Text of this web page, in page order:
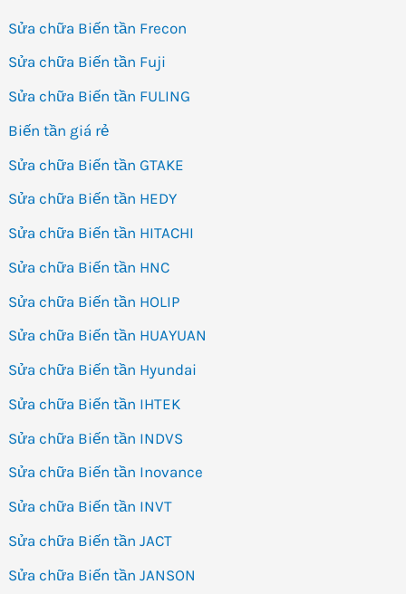
Sửa chữa Biến tần Frecon
Sửa chữa Biến tần Fuji
Sửa chữa Biến tần FULING
Biến tần giá rẻ
Sửa chữa Biến tần GTAKE
Sửa chữa Biến tần HEDY
Sửa chữa Biến tần HITACHI
Sửa chữa Biến tần HNC
Sửa chữa Biến tần HOLIP
Sửa chữa Biến tần HUAYUAN
Sửa chữa Biến tần Hyundai
Sửa chữa Biến tần IHTEK
Sửa chữa Biến tần INDVS
Sửa chữa Biến tần Inovance
Sửa chữa Biến tần INVT
Sửa chữa Biến tần JACT
Sửa chữa Biến tần JANSON